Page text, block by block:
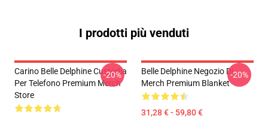
I prodotti più venduti
Carino Belle Delphine Custodia
Per Telefono Premium Merch
Store
-20%
Belle Delphine Negozio Di
Merch Premium Blanket
31,28 € - 59,80 €
-20%